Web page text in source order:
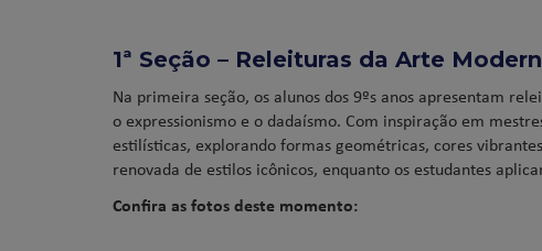
1ª Seção – Releituras da Arte
Na primeira seção, os alunos dos 9ºs anos apresentam
o expressionismo e o dadaísmo. Com inspiração em
estilísticas, explorando formas geométricas, cores
renovada de estilos icônicos, enquanto os estudantes
Confira as fotos deste momento: